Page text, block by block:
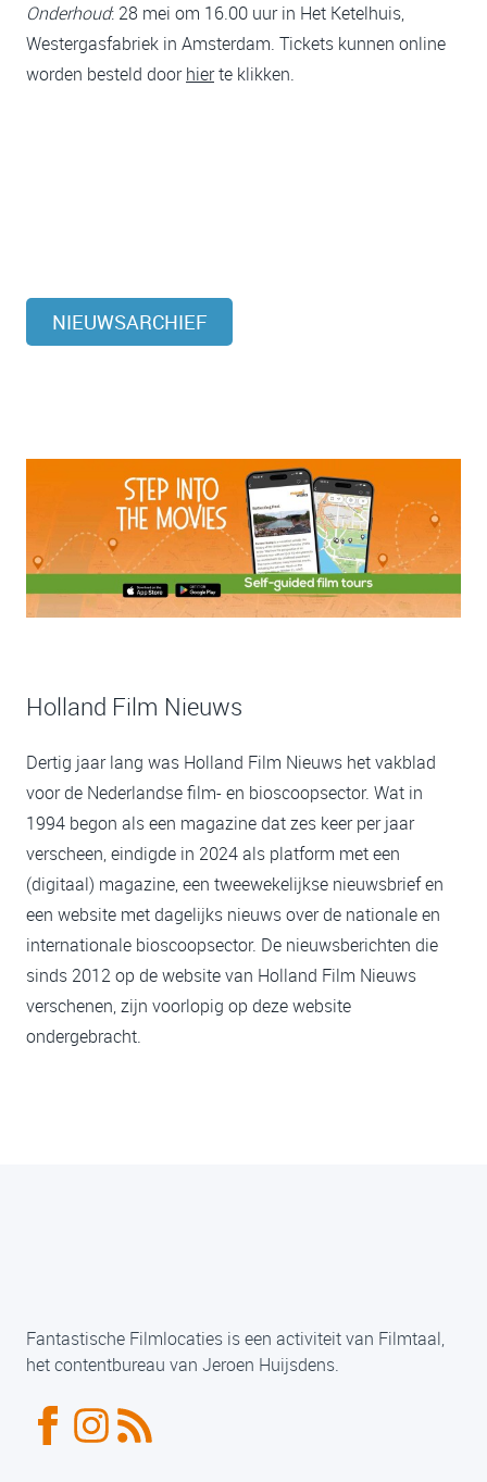
Onderhoud: 28 mei om 16.00 uur in Het Ketelhuis,
Westergasfabriek in Amsterdam. Tickets kunnen online
worden besteld doorhierte klikken.
NIEUWSARCHIEF
Holland Film Nieuws
Dertig jaar lang was Holland Film Nieuws het vakblad
voor de Nederlandse film- en bioscoopsector. Wat in
1994 begon als een magazine dat zes keer per jaar
verscheen, eindigde in 2024 als platform met een
(digitaal) magazine, een tweewekelijkse nieuwsbrief en
een website met dagelijks nieuws over de nationale en
internationale bioscoopsector. De nieuwsberichten die
sinds 2012 op de website van Holland Film Nieuws
verschenen, zijn voorlopig op deze website
ondergebracht.
Fantastische Filmlocaties is een activiteit van Filmtaal,
het contentbureau van Jeroen Huijsdens.